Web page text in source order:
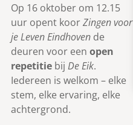
Op 16 oktober om 12.15
uur opent koorZingen voor
je Leven Eindhovende
deuren voor een open
repetitiebij De Eik.
Iedereen is welkom – elke
stem, elke ervaring, elke
achtergrond.